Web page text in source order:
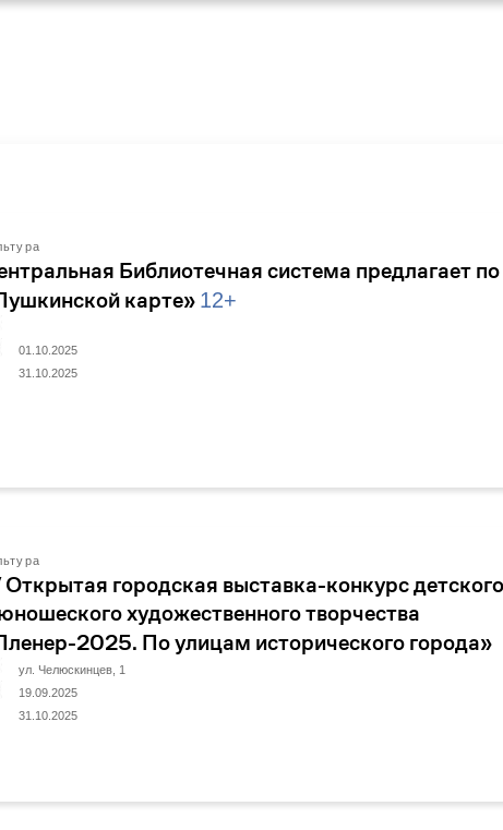
Библиотечная система предлагает по
карте» 12+
01.10.2025
31.10.2025
Открытая городская выставка-конкурс детского
художественного творчества
2025. По улицам исторического города»
ул. Челюскинцев, 1
19.09.2025
31.10.2025